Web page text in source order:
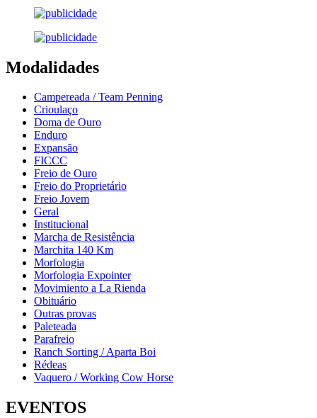
Modalidades
Campereada / Team Penning
Crioulaço
Doma de Ouro
Enduro
Expansão
FICCC
Freio de Ouro
Freio do Proprietário
Freio Jovem
Geral
Institucional
Marcha de Resistência
Marchita 140 Km
Morfologia
Morfologia Expointer
Movimiento a La Rienda
Obituário
Outras provas
Paleteada
Parafreio
Ranch Sorting / Aparta Boi
Rédeas
Vaquero / Working Cow Horse
EVENTOS